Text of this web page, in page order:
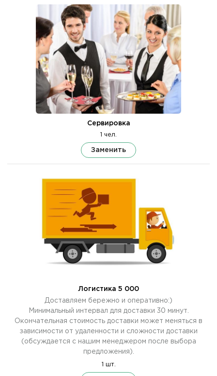
Сервировка
1 чел.
Заменить
Логистика 5 000
Доставляем бережно и оперативно:)
Минимальный интервал для доставки 30 минут.
Окончательная стоимость доставки может меняться в
зависимости от удаленности и сложности доставки
(обсуждается с нашим менеджером после выбора
предложения).
1 шт.